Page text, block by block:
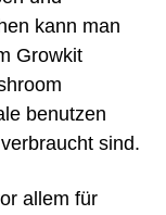
kann man
Growkit
benutzen
sind.
allem für